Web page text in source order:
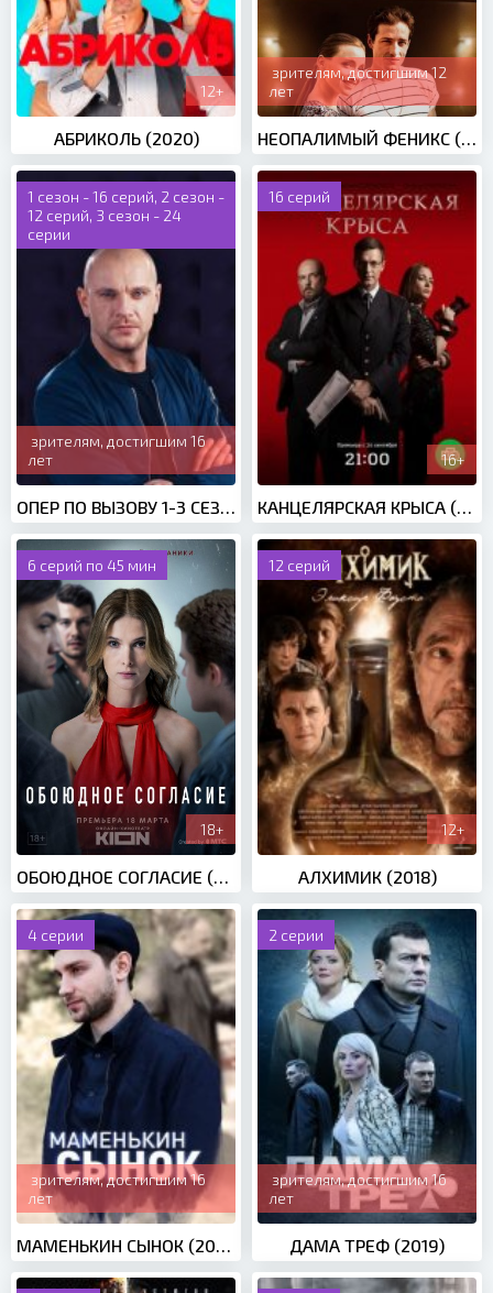
12+
АБРИКОЛЬ (2020)
зрителям, достигшим 12
лет
1 сезон - 16 серий, 2 сезон -
12 серий, 3 сезон - 24
серии
зрителям, достигшим 16
лет
ОПЕР ПО ВЫЗОВУ 1-3 СЕЗОН (2018)
16 серий
16+
КАНЦЕЛЯРСКАЯ КРЫСА (2017)
6 серий по 45 мин
18+
12 серий
12+
АЛХИМИК (2018)
4 серии
зрителям, достигшим 16
лет
МАМЕНЬКИН СЫНОК (2019)
2 серии
зрителям, достигшим 16
лет
ДАМА ТРЕФ (2019)